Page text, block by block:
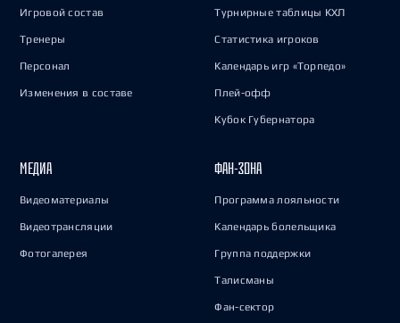
Игровой состав
Тренеры
Персонал
Изменения в составе
Турнирные таблицы КХЛ
Статистика игроков
Календарь игр «Торпедо»
Плей-офф
Кубок Губернатора
МЕДИА
Видеоматериалы
Видеотрансляции
Фотогалерея
ФАН-ЗОНА
Программа лояльности
Календарь болельщика
Группа поддержки
Талисманы
Фан-сектор